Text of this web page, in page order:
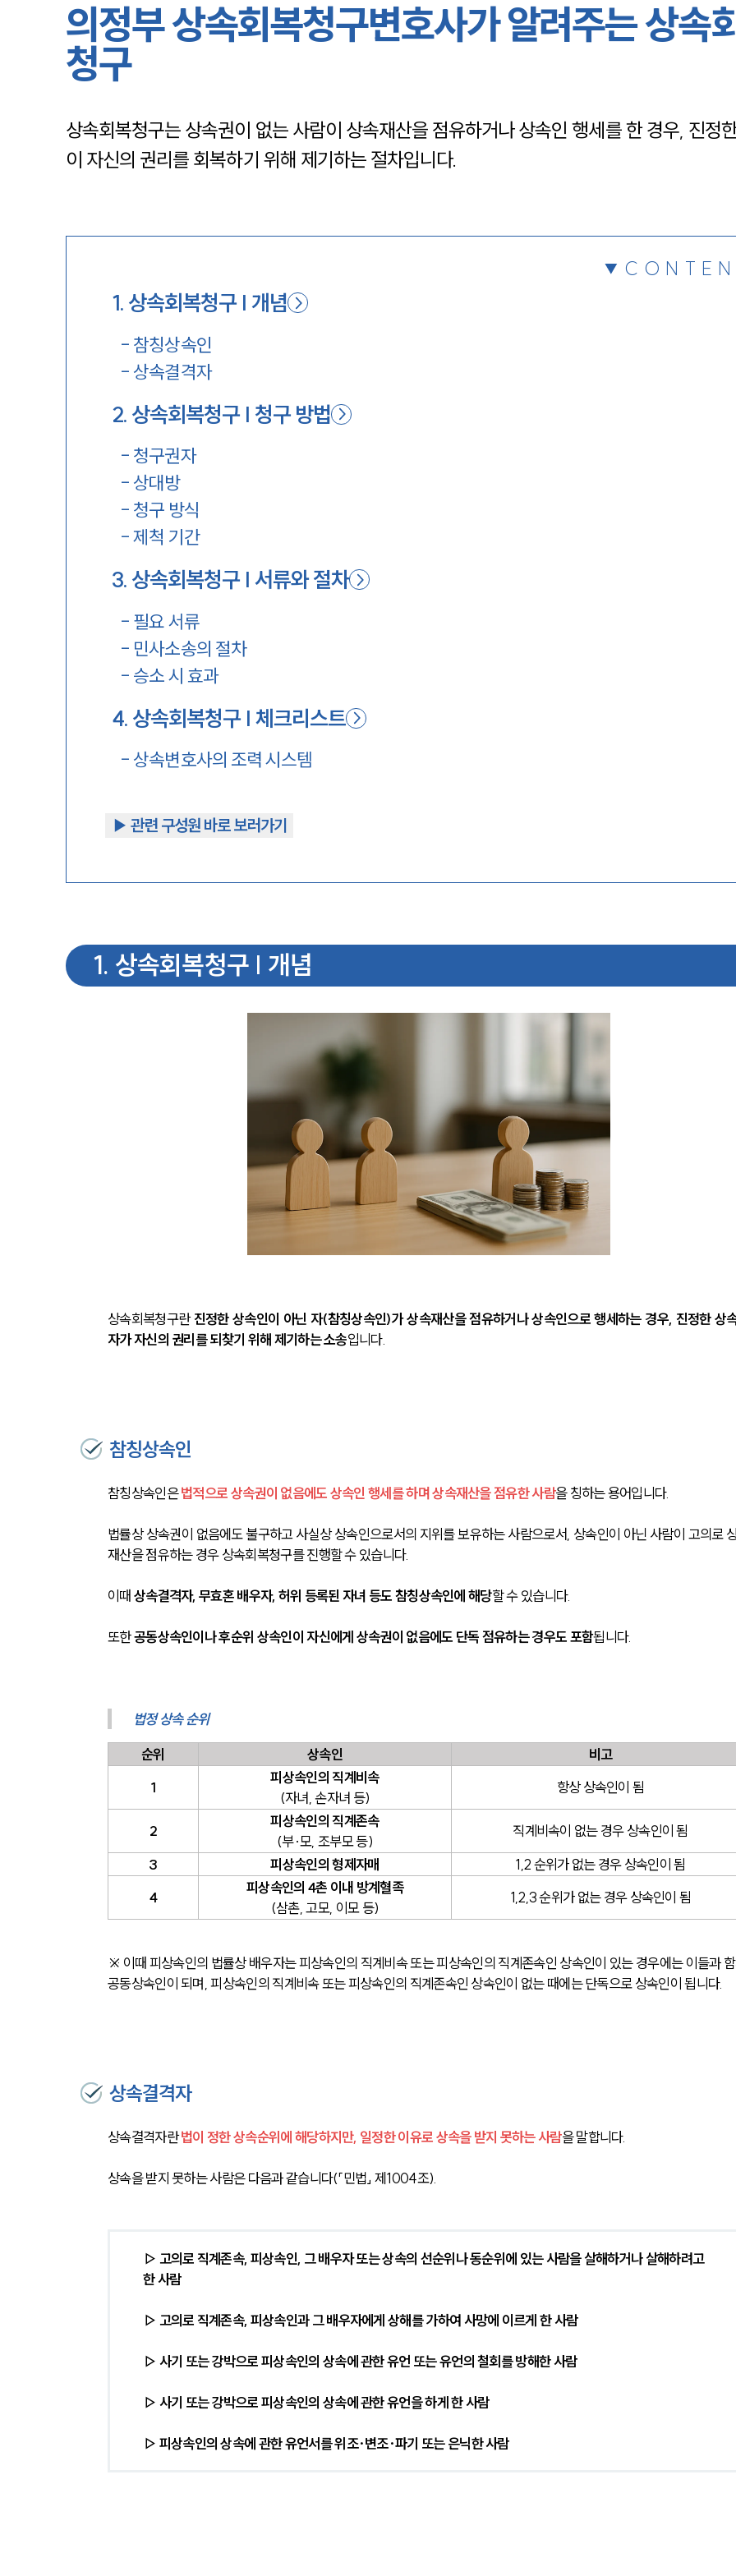
채용정보
의정부 상속회복청구변호사가 알려주는 상속
청구
상속회복청구는 상속권이 없는 사람이 상속재산을 점유하거나 상속인 행세를 한 경우, 진정
이 자신의 권리를 회복하기 위해 제기하는 절차입니다.
1. 상속회복청구 | 개념
- 참칭상속인
- 상속결격자
2. 상속회복청구 | 청구 방법
- 청구권자
- 상대방
- 청구 방식
-제척 기간
3. 상속회복청구 | 서류와 절차
- 필요 서류
- 민사소송의 절차
- 승소 시 효과
4. 상속회복청구 | 체크리스트
- 상속변호사의 조력 시스템
▶︎ 관련 구성원 바로 보러가기
1. 상속회복청구 | 개념
상속회복청구란 진정한 상속인이 아닌 자(참칭상속인)가 상속재산을 점유하거나 상속인으로 행세하는 경우, 진정한 상
자가 자신의 권리를 되찾기 위해 제기하는 소송입니다.
참칭상속인
참칭상속인은 법적으로 상속권이 없음에도 상속인 행세를 하며 상속재산을 점유한 사람을 칭하는 용어입니다.
법률상 상속권이 없음에도 불구하고 사실상 상속인으로서의 지위를 보유하는 사람으로서, 상속인이 아닌 사람이 고의로
재산을 점유하는 경우 상속회복청구를 진행할 수 있습니다.
이때 상속결격자, 무효혼 배우자, 허위 등록된 자녀 등도 참칭상속인에 해당할 수 있습니다.
또한 공동상속인이나 후순위 상속인이 자신에게 상속권이 없음에도 단독 점유하는 경우도 포함됩니다.
법정 상속 순위
순위 상속인
비고
1
피상속인의 직계비속
(자녀, 손자녀 등)
항상 상속인이 됨
2
피상속인의 직계존속
(부·모, 조부모 등)
직계비속이 없는 경우 상속인이 됨
3
피상속인의 형제자매
1,2 순위가 없는 경우 상속인이 됨
4
피상속인의 4촌 이내 방계혈족
(삼촌, 고모, 이모 등)
1,2,3 순위가 없는 경우 상속인이 됨
※ 이때 피상속인의 법률상 배우자는 피상속인의 직계비속 또는 피상속인의 직계존속인 상속인이 있는 경우에는 이들과
공동상속인이 되며, 피상속인의 직계비속 또는 피상속인의 직계존속인 상속인이 없는 때에는 단독으로 상속인이 됩니다.
상속결격자
상속결격자란 법이 정한 상속순위에 해당하지만, 일정한 이유로 상속을 받지 못하는 사람을 말합니다.
상속을 받지 못하는 사람은 다음과 같습니다(「민법」 제1004조).
▷ 고의로 직계존속, 피상속인, 그 배우자 또는 상속의 선순위나 동순위에 있는 사람을 살해하거나 살해하려고
한 사람
▷ 고의로 직계존속, 피상속인과 그 배우자에게 상해를 가하여 사망에 이르게 한 사람
▷ 사기 또는 강박으로 피상속인의 상속에 관한 유언 또는 유언의 철회를 방해한 사람
▷ 사기 또는 강박으로 피상속인의 상속에 관한 유언을 하게 한 사람
▷ 피상속인의 상속에 관한 유언서를 위조·변조·파기 또는 은닉한 사람